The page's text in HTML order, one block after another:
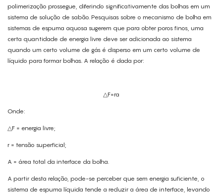
polimerização prossegue, diferindo significativamente das bolhas em um
sistema de solução de sabão. Pesquisas sobre o mecanismo de bolha em
sistemas de espuma aquosa sugerem que para obter poros finos, uma
certa quantidade de energia livre deve ser adicionada ao sistema
quando um certo volume de gás é disperso em um certo volume de
líquido para formar bolhas. A relação é dada por:
△F=ra
Onde:
△F = energia livre;
r = tensão superficial;
A = área total da interface da bolha.
A partir desta relação, pode-se perceber que sem energia suficiente, o
sistema de espuma líquida tende a reduzir a área de interface, levando